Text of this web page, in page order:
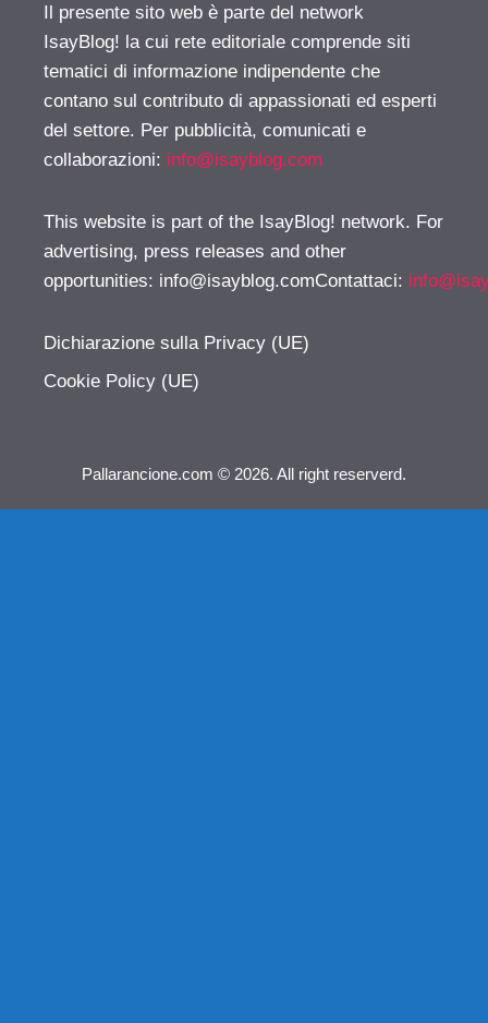
Il presente sito web è parte del network
IsayBlog! la cui rete editoriale comprende siti
tematici di informazione indipendente che
contano sul contributo di appassionati ed esperti
del settore. Per pubblicità, comunicati e
collaborazioni: info@isayblog.com
This website is part of the IsayBlog! network. For
advertising, press releases and other
opportunities: info@isayblog.comContattaci:
Dichiarazione sulla Privacy (UE)
Cookie Policy (UE)
Pallarancione.com © 2026. All right reserverd.